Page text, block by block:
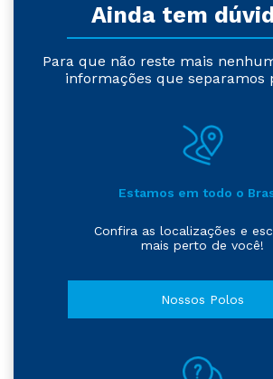
Ainda tem
Para que não reste mais
informações que separamos
Estamos em todo o
Confira as localizações e
mais perto de você!
Nossos Polos